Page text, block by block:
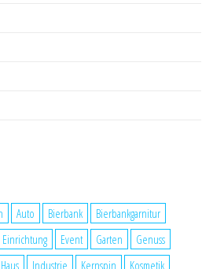
Auto Bierbank
Bierbankgarnitur
Einrichtung Event Garten
Genuss
Haus Industrie Kernspin Kosmetik